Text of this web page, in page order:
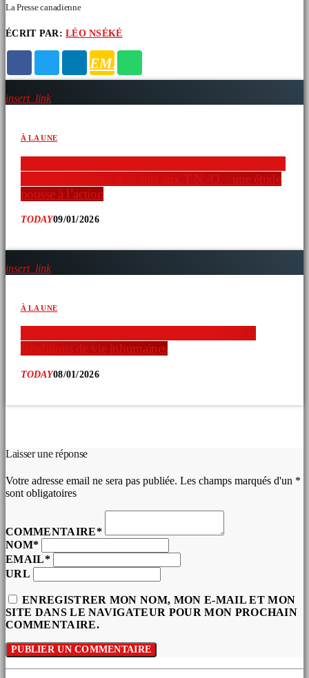
La Presse canadienne
ÉCRIT PAR:LÉO NSÉKÉ
EMAIL
insert_link
À LA UNE
chez les nouveaux arrivants aux T.N.-O. : une étude
pousse à l’action
TODAY09/01/2026
insert_link
À LA UNE
conditions de vie inhumaines
TODAY08/01/2026
Laisser une réponse
Votre adresse email ne sera pas publiée. Les champs marqués d'un *
sont obligatoires
COMMENTAIRE*
NOM*
EMAIL*
URL
ENREGISTRER MON NOM, MON E-MAIL ET MON
SITE DANS LE NAVIGATEUR POUR MON PROCHAIN
COMMENTAIRE.